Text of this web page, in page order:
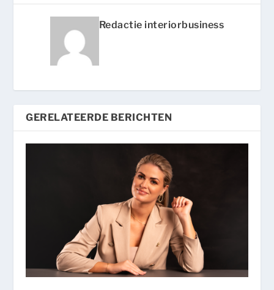
Redactie interiorbusiness
GERELATEERDE BERICHTEN